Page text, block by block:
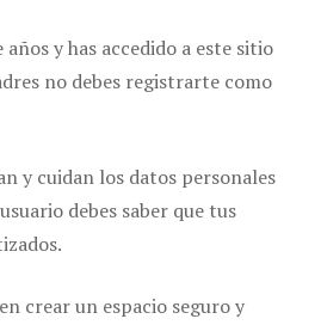
y has accedido a este sitio
no debes registrarte como
y cuidan los datos personales
debes saber que tus
crear un espacio seguro y